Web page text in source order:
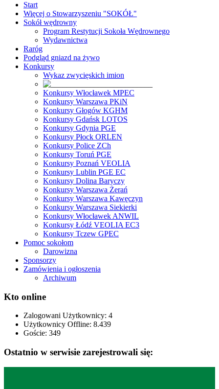
Start
Więcej o Stowarzyszeniu "SOKÓŁ"
Sokół wędrowny
Program Restytucji Sokoła Wędrownego
Wydawnictwa
Raróg
Podgląd gniazd na żywo
Konkursy
Wykaz zwycięskich imion
Konkursy Włocławek MPEC
Konkursy Warszawa PKiN
Konkursy Głogów KGHM
Konkursy Gdańsk LOTOS
Konkursy Gdynia PGE
Konkursy Płock ORLEN
Konkursy Police ZCh
Konkursy Toruń PGE
Konkursy Poznań VEOLIA
Konkursy Lublin PGE EC
Konkursy Dolina Baryczy
Konkursy Warszawa Żerań
Konkursy Warszawa Kawęczyn
Konkursy Warszawa Siekierki
Konkursy Włocławek ANWIL
Konkursy Łódź VEOLIA EC3
Konkursy Tczew GPEC
Pomoc sokołom
Darowizna
Sponsorzy
Zamówienia i ogłoszenia
Archiwum
Kto online
Zalogowani Użytkownicy: 4
Użytkownicy Offline: 8.439
Goście: 349
Ostatnio w serwisie zarejestrowali się: